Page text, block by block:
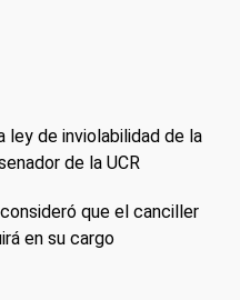
ley de inviolabilidad de la
de la UCR
que el canciller
en su cargo